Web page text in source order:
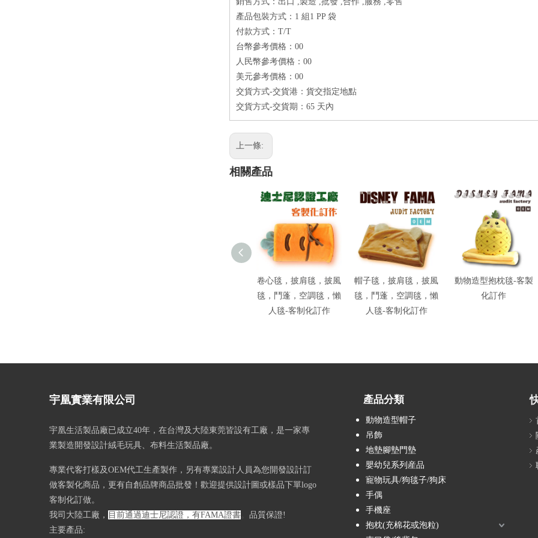
產品包裝方式：1 組1 PP 袋
付款方式：T/T
台幣參考價格：00
人民幣參考價格：00
美元參考價格：00
交貨方式-交貨港：貨交指定地點
交貨方式-交貨期：65 天內
上一條:
相關產品
卷心毯，披肩毯，披風
毯，鬥蓬，空調毯，懶
人毯-客制化訂作
帽子毯，披肩毯，披風
毯，鬥蓬，空調毯，懶
人毯-客制化訂作
動物造型抱枕毯-客製
化訂作
宇凰實業有限公司
宇凰生活製品廠已成立40年，在台灣及大陸東莞皆設有工廠，是一家專
業製造開發設計絨毛玩具、布料生活製品廠。
專業代客打樣及OEM代工生產製作，另有專業設計人員為您開發設計訂
做客製化商品，更有自創品牌商品批發！歡迎提供設計圖或樣品下單logo
客制化訂做。
我司大陸工廠， 目前通過迪士尼認證，有FAMA證書
品質保證!
主要產品:
產品分類
動物造型帽子
吊飾
地墊腳墊門墊
嬰幼兒系列産品
寵物玩具/狗毯子/狗床
手偶
手機座
抱枕(充棉花或泡粒)